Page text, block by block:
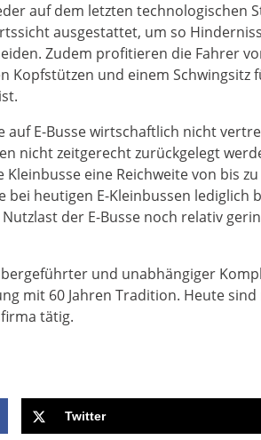
auf dem letzten technologischen
ausgestattet, um so
Zudem profitieren die Fahrer
Kopfstützen und einem Schwingsitz
auf E-Busse wirtschaftlich nicht
nicht zeitgerecht zurückgelegt
eine Reichweite von bis zu
heutigen E-Kleinbussen lediglich
der E-Busse noch relativ
und unabhängiger
mit 60 Jahren Tradition. Heute
tätig.
Twitter